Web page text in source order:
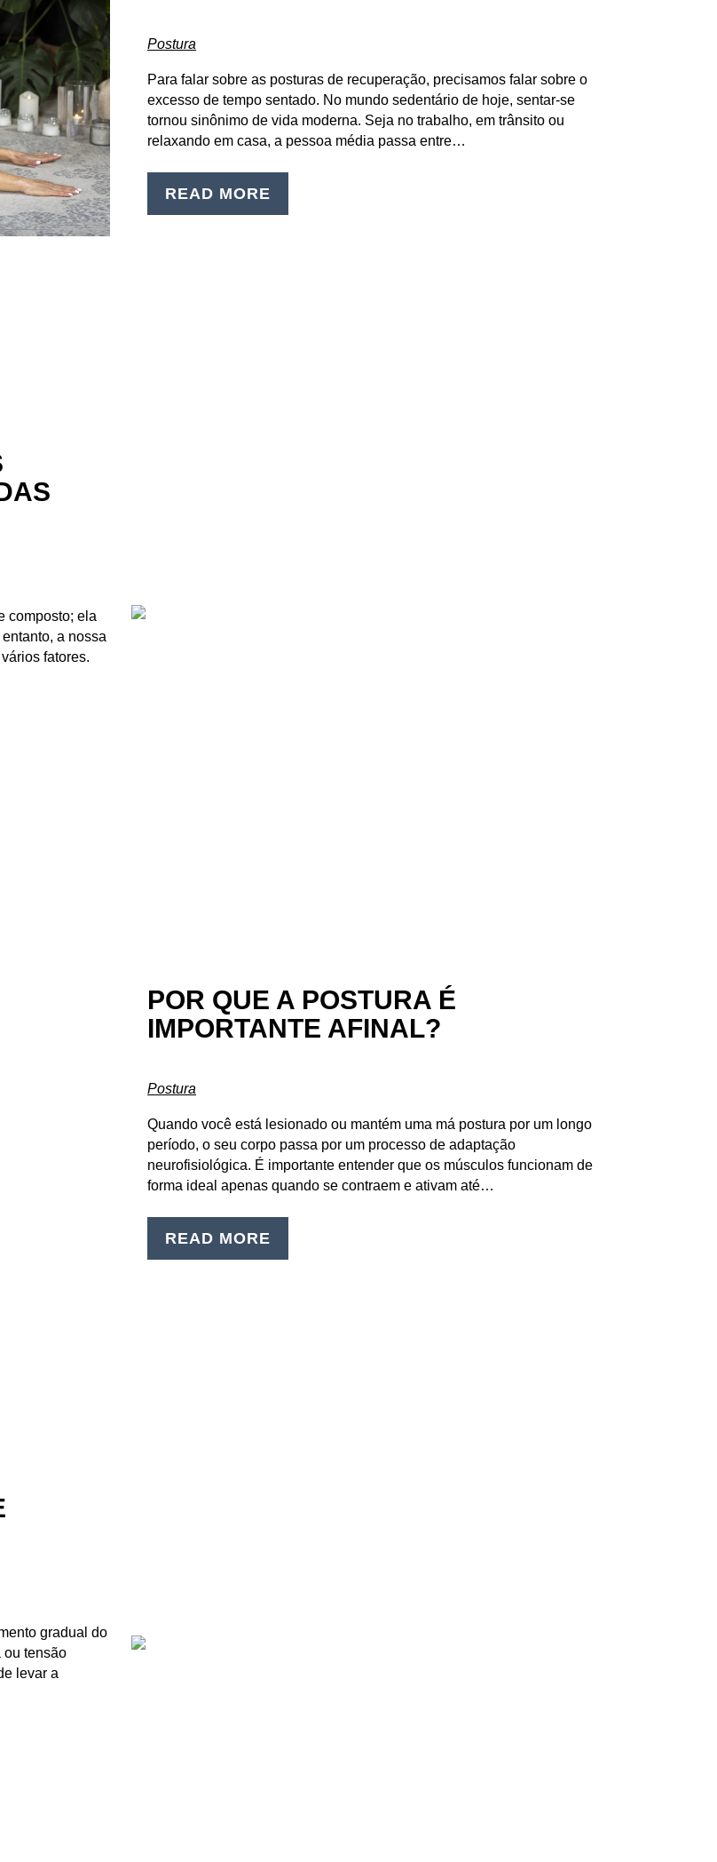
Postura
Para falar sobre as posturas de recuperação, precisamos falar sobre o
excesso de tempo sentado. No mundo sedentário de hoje, sentar-se
tornou sinônimo de vida moderna. Seja no trabalho, em trânsito ou
relaxando em casa, a pessoa média passa entre…
READ MORE
composto; ela
a nossa
fatores.
POR QUE A POSTURA É
IMPORTANTE AFINAL?
Postura
Quando você está lesionado ou mantém uma má postura por um longo
período, o seu corpo passa por um processo de adaptação
neurofisiológica. É importante entender que os músculos funcionam de
forma ideal apenas quando se contraem e ativam até…
READ MORE
gradual do
ou tensão
levar a